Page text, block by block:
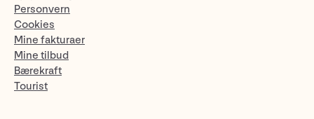
Personvern
Cookies
Mine fakturaer
Mine tilbud
Bærekraft
Tourist